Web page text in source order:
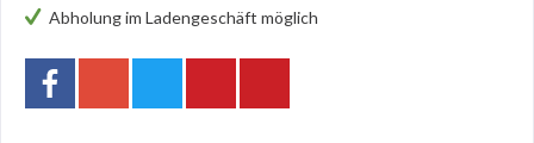
Abholung im Ladengeschäft möglich